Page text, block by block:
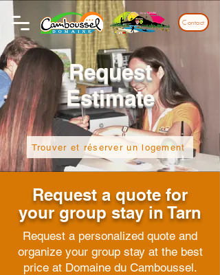
Contact
Request
Estimate
Trouver et réserver un logement
Request a quote for
your group stay in Tarn
Request a personalized quote and
organize your group stay at the best
price at Domaine du Camboussel.